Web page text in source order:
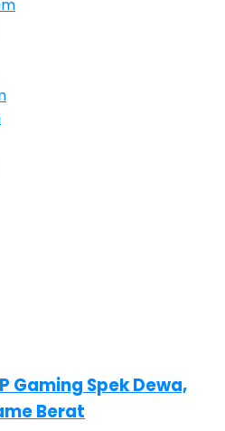
Gaming Spek Dewa,
Berat